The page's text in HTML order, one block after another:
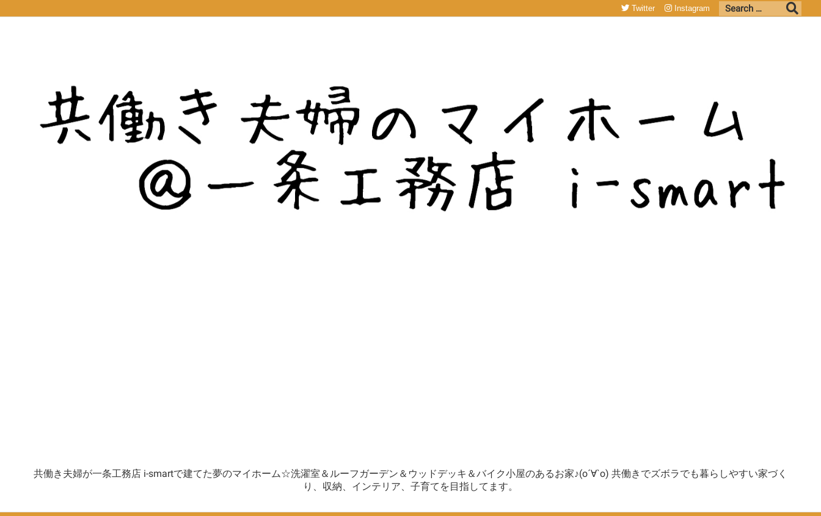
共働き夫婦が一条工務店 i-smartで建てた夢のマイホーム☆洗濯室＆ルーフガーデン＆ウッドデッキ＆バイク小屋のあるお家♪(о´∀`о) 共働きでズボラでも暮らしやすい家づく
り、収納、インテリア、子育てを目指してます。
Twitter Instagram